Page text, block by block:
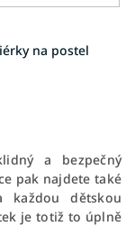
na postel
a bezpečný
pak najdete také
dětskou
je totiž to úplně